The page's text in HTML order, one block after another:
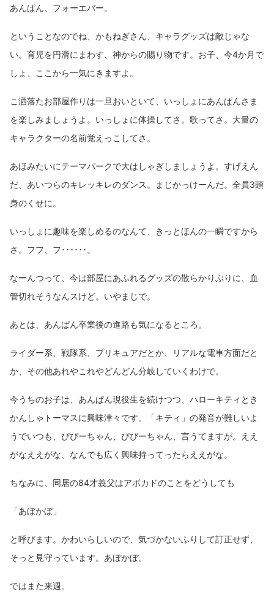
あんぱん、フォーエバー。
ということなのでね、かもねぎさん、キャラグッズは敵じゃな
い。育児を円滑にまわす、神からの賜り物です。お子、今4か月で
しょ、ここから一気にきますよ。
こ洒落たお部屋作りは一旦おいといて、いっしょにあんぱんさま
を楽しみましょうよ。いっしょに体操してさ。歌ってさ。大量の
キャラクターの名前覚えっこしてさ。
あほみたいにテーマパークで大はしゃぎしましょうよ。すげえん
だ、あいつらのキレッキレのダンス。まじかっけーんだ。全員3頭
身のくせに。
いっしょに趣味を楽しめるのなんて、きっとほんの一瞬ですから
さ。フフ、フ･･････。
なーんつって、今は部屋にあふれるグッズの散らかりぶりに、血
管切れそうなんスけど。いやまじで。
あとは、あんぱん卒業後の進路も気になるところ。
ライダー系、戦隊系、プリキュアだとか、リアルな電車方面だと
か、その他あれやこれやどんどん分岐していくわけで。
今うちのお子は、あんぱん現役生を続けつつ、ハローキティとき
かんしゃトーマスに興味津々です。「キティ」の発音が難しいよ
うでいつも、ぴぴーちゃん、ぴぴーちゃん、言うてますが。ええ
がなええがな、なんでも広く興味持ってったらええがな。
ちなみに、同居の84才義父はアボカドのことをどうしても
「あぼかぼ」
と呼びます。かわいらしいので、気づかないふりして訂正せず、
そっと見守っています。あぼかぼ。
ではまた来週。